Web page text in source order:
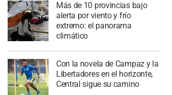
Más de 10 provincias bajo
alerta por viento y frío
extremo: el panorama
climático
Con la novela de Campaz y la
Libertadores en el horizonte,
Central sigue su camino